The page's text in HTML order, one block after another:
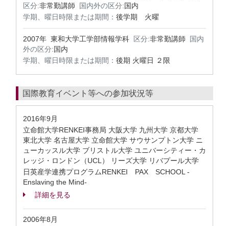
区分:非常勤講師 国内外の区分:国内
学期、曜日時限または期間： 後学期 火曜
2007年 東和大学工学部情報学科 区分:非常勤講師
国内
外の区分:国内
学期、曜日時限または期間： 後期 火曜日 ２限
国際教育イベント等への参加状況等
2016年9月
立命館大学RENKEI事務局 大阪大学 九州大学 京都大学
東北大学 名古屋大学 立命館大学 サウサンプトン大学 ニ
ューカッスル大学 ブリストル大学 ユニバーシティー・カ
レッジ・ロンドン（UCL） リーズ大学 リバプール大学
日英産学連携プログラムRENKEI PAX SCHOOL -
Enslaving the Mind-
詳細を見る
2006年8月